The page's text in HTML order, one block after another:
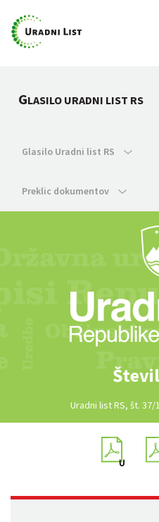
GLASILO URADNI LIST RS
Glasilo Uradni list RS
Preklic dokumentov
Uradni list RS, št. 37/